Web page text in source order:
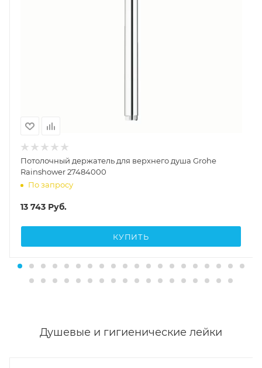
Потолочный держатель для верхнего душа Grohe
Rainshower 27484000
По запросу
13 743 Руб.
КУПИТЬ
Душевые и гигиенические лейки